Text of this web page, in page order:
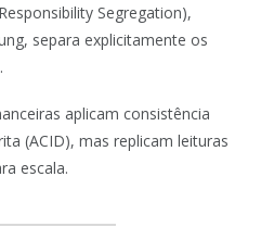
Segregation),
separa explicitamente os
aplicam consistência
(ACID), mas replicam leituras
escala.